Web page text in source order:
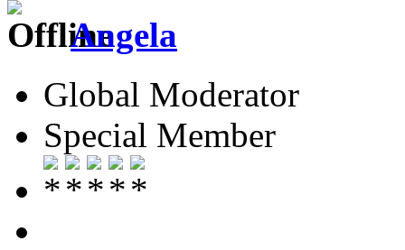
Angela
Global Moderator
Special Member